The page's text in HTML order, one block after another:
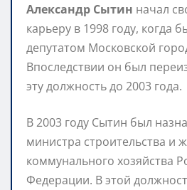
Александр Сытин начал
карьеру в 1998 году, когда
депутатом Московской
Впоследствии он был
эту должность до 2003 года.
В 2003 году Сытин был
министра строительства и
коммунального хозяйства
Федерации. В этой